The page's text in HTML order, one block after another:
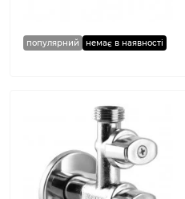
популярний немає в наявності